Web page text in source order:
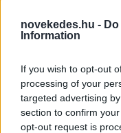
novekedes.hu -
Information
If you wish to opt-out
processing of your
targeted advertising
section to confirm
opt-out request is
kérdés ne
Putyin ne
A
való
maradniuk -